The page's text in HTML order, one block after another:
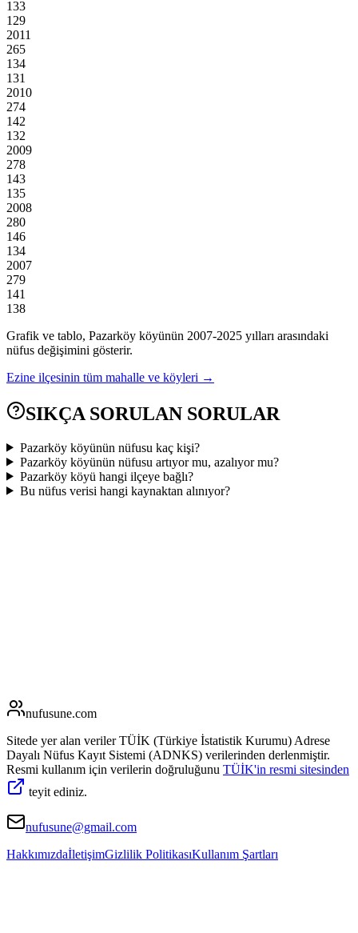
133
129
2011
265
134
131
2010
274
142
132
2009
278
143
135
2008
280
146
134
2007
279
141
138
Grafik ve tablo, Pazarköy köyünün 2007-2025 yılları arasındaki
nüfus değişimini gösterir.
Ezine ilçesinin tüm mahalle ve köyleri →
SIKÇA SORULAN SORULAR
Pazarköy köyünün nüfusu kaç kişi?
Pazarköy köyünün nüfusu artıyor mu, azalıyor mu?
Pazarköy köyü hangi ilçeye bağlı?
Bu nüfus verisi hangi kaynaktan alınıyor?
nufusune.com
Sitede yer alan veriler TÜİK (Türkiye İstatistik Kurumu) Adrese
Dayalı Nüfus Kayıt Sistemi (ADNKS) verilerinden derlenmiştir.
Resmi kullanım için verilerin doğruluğunu TÜİK'in resmi sitesinden
teyit ediniz.
nufusune@gmail.com
HakkımızdaİletişimGizlilik PolitikasıKullanım Şartları